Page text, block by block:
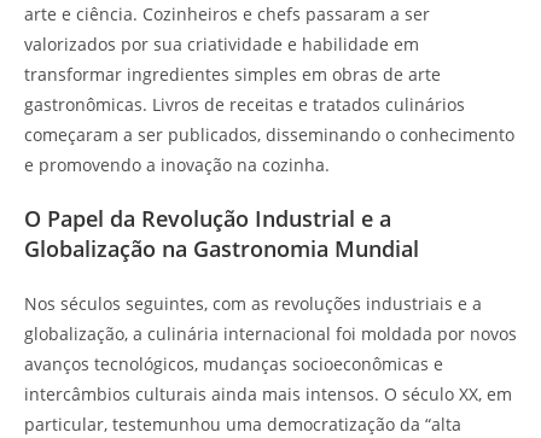
arte e ciência. Cozinheiros e chefs passaram a ser
valorizados por sua criatividade e habilidade em
transformar ingredientes simples em obras de arte
gastronômicas. Livros de receitas e tratados culinários
começaram a ser publicados, disseminando o conhecimento
e promovendo a inovação na cozinha.
O Papel da Revolução Industrial e a
Globalização na Gastronomia Mundial
Nos séculos seguintes, com as revoluções industriais e a
globalização, a culinária internacional foi moldada por novos
avanços tecnológicos, mudanças socioeconômicas e
intercâmbios culturais ainda mais intensos. O século XX, em
particular, testemunhou uma democratização da “alta